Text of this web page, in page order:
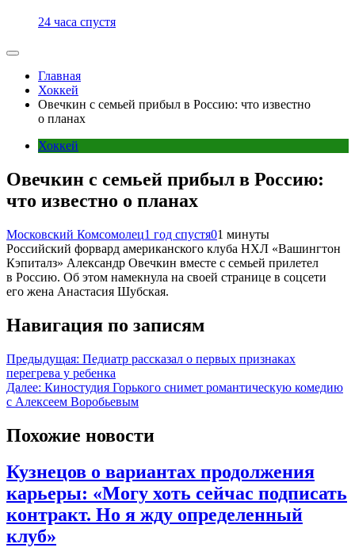
24 часа спустя
Главная
Хоккей
Овечкин с семьей прибыл в Россию: что известно
о планах
Хоккей
Овечкин с семьей прибыл в Россию:
что известно о планах
Московский Комсомолец1 год спустя01 минуты
Российский форвард американского клуба НХЛ «Вашингтон
Кэпиталз» Александр Овечкин вместе с семьей прилетел
в Россию. Об этом намекнула на своей странице в соцсети
его жена Анастасия Шубская.
Навигация по записям
Предыдущая: Педиатр рассказал о первых признаках
перегрева у ребенка
Далее: Киностудия Горького снимет романтическую комедию
с Алексеем Воробьевым
Похожие новости
Кузнецов о вариантах продолжения
карьеры: «Могу хоть сейчас подписать
контракт. Но я жду определенный
клуб»